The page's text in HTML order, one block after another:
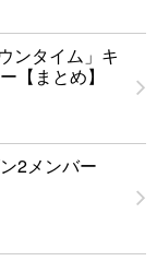
ンタイム」キ
【まとめ】
2メンバー